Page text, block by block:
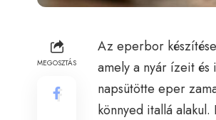
MEGOSZTÁS
Az eperbor
amely a nyár ízeit
napsütötte eper
könnyed itallá